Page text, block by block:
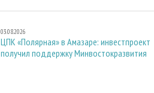
03.08.2026
ЦПК «Полярная» в Амазаре: инвестпроект
получил поддержку Минвостокразвития